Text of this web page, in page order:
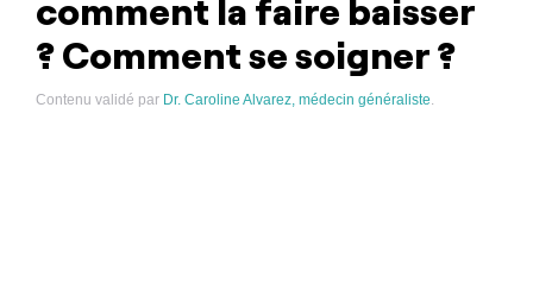
comment la faire baisser
? Comment se soigner ?
Contenu validé par Dr. Caroline Alvarez, médecin généraliste.